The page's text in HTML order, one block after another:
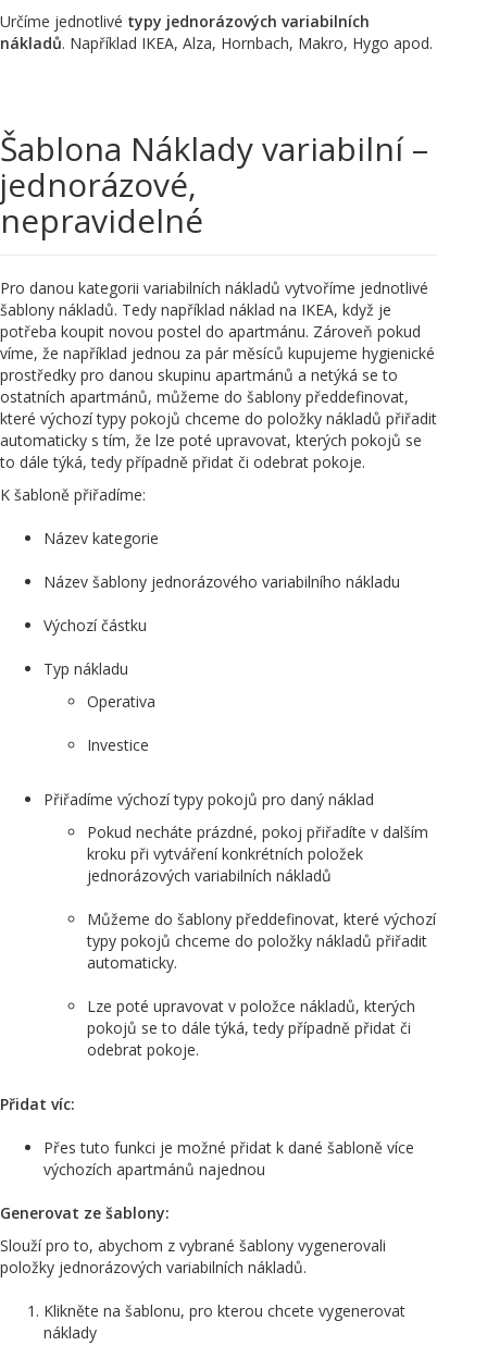
Určíme jednotlivé typy jednorázových variabilních
nákladů. Například IKEA, Alza, Hornbach, Makro, Hygo apod.
Šablona Náklady variabilní –
jednorázové,
nepravidelné
Pro danou kategorii variabilních nákladů vytvoříme jednotlivé
šablony nákladů. Tedy například náklad na IKEA, když je
potřeba koupit novou postel do apartmánu. Zároveň pokud
víme, že například jednou za pár měsíců kupujeme hygienické
prostředky pro danou skupinu apartmánů a netýká se to
ostatních apartmánů, můžeme do šablony předdefinovat,
které výchozí typy pokojů chceme do položky nákladů přiřadit
automaticky s tím, že lze poté upravovat, kterých pokojů se
to dále týká, tedy případně přidat či odebrat pokoje.
K šabloně přiřadíme:
Název kategorie
Název šablony jednorázového variabilního nákladu
Výchozí částku
Typ nákladu
Operativa
Investice
Přiřadíme výchozí typy pokojů pro daný náklad
Pokud necháte prázdné, pokoj přiřadíte v dalším
kroku při vytváření konkrétních položek
jednorázových variabilních nákladů
Můžeme do šablony předdefinovat, které výchozí
typy pokojů chceme do položky nákladů přiřadit
automaticky.
Lze poté upravovat v položce nákladů, kterých
pokojů se to dále týká, tedy případně přidat či
odebrat pokoje.
Přidat víc:
Přes tuto funkci je možné přidat k dané šabloně více
výchozích apartmánů najednou
Generovat ze šablony:
Slouží pro to, abychom z vybrané šablony vygenerovali
položky jednorázových variabilních nákladů.
Klikněte na šablonu, pro kterou chcete vygenerovat
náklady